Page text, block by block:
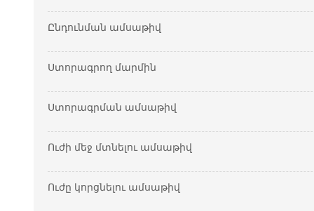
Ընդունման ամսաթիվ
Ստորագրող մարմին
Ստորագրման ամսաթիվ
Ուժի մեջ մտնելու ամսաթիվ
Ուժը կորցնելու ամսաթիվ